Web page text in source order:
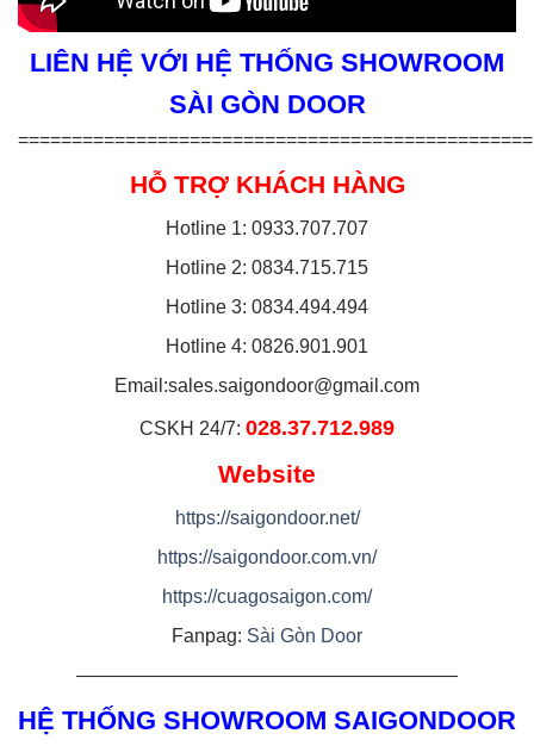
LIÊN HỆ VỚI HỆ THỐNG SHOWROOM
SÀI GÒN DOOR
================================================
HỖ TRỢ KHÁCH HÀNG
Hotline 1: 0933.707.707
Hotline 2: 0834.715.715
Hotline 3: 0834.494.494
Hotline 4: 0826.901.901
Email:sales.saigondoor@gmail.com
CSKH 24/7: 028.37.712.989
Website
https://saigondoor.net/
https://saigondoor.com.vn/
https://cuagosaigon.com/
Fanpag: Sài Gòn Door
————————————————————
HỆ THỐNG SHOWROOM SAIGONDOOR